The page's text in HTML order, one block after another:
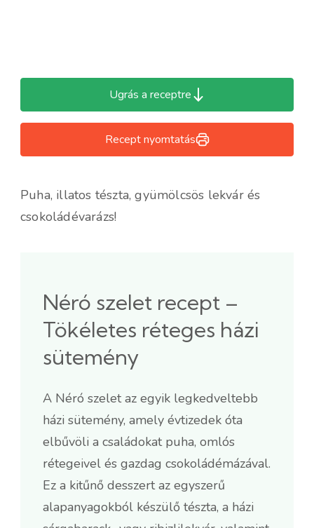
Ugrás a receptre
Recept nyomtatás
Puha, illatos tészta, gyümölcsös lekvár és
csokoládévarázs!
Néró szelet recept –
Tökéletes réteges házi
sütemény
A Néró szelet az egyik legkedveltebb
házi sütemény, amely évtizedek óta
elbűvöli a családokat puha, omlós
rétegeivel és gazdag csokoládémázával.
Ez a kitűnő desszert az egyszerű
alapanyagokból készülő tészta, a házi